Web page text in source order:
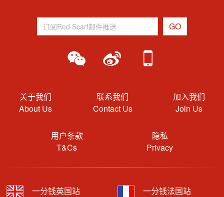
关于我们
About Us
联系我们
Contact Us
加入我们
Join Us
用户条款
T&Cs
隐私
Privacy
一分钱英国站 一分钱法国站